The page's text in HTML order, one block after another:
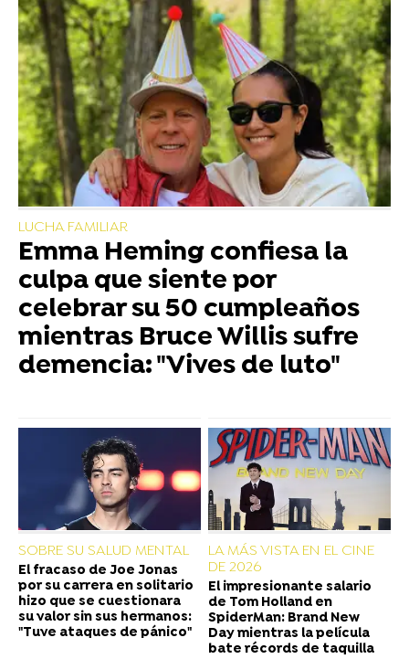
LUCHA FAMILIAR
Emma Heming confiesa la
culpa que siente por
celebrar su 50 cumpleaños
mientras Bruce Willis sufre
demencia: "Vives de luto"
SOBRE SU SALUD MENTAL
El fracaso de Joe Jonas
por su carrera en solitario
hizo que se cuestionara
su valor sin sus hermanos:
"Tuve ataques de pánico"
LA MÁS VISTA EN EL CINE
DE 2026
El impresionante salario
de Tom Holland en
SpiderMan: Brand New
Day mientras la película
bate récords de taquilla